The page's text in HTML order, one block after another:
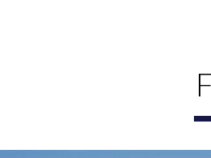
naar eigen wens kunt